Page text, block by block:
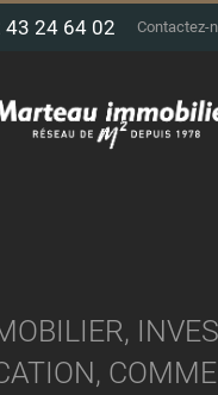
24 64 02 Contactez-